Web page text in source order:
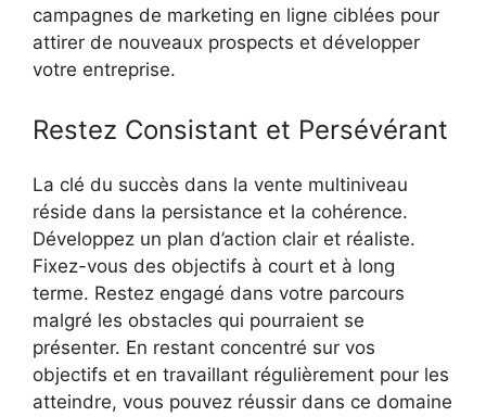
campagnes de marketing en ligne ciblées pour
attirer de nouveaux prospects et développer
votre entreprise.
Restez Consistant et Persévérant
La clé du succès dans la vente multiniveau
réside dans la persistance et la cohérence.
Développez un plan d’action clair et réaliste.
Fixez-vous des objectifs à court et à long
terme. Restez engagé dans votre parcours
malgré les obstacles qui pourraient se
présenter. En restant concentré sur vos
objectifs et en travaillant régulièrement pour les
atteindre, vous pouvez réussir dans ce domaine